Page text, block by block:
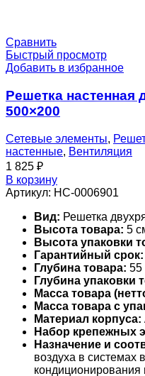
Сравнить
Быстрый просмотр
Добавить в избранное
Решетка настенная
500×200
Сетевые элементы,
настенные, Вентиляция
1 825 ₽
В корзину
Артикул: НС-0006901
Вид: Решетка
Высота товара: 5
Высота упаковки
Гарантийный срок:
Глубина товара: 55
Глубина упаковки
Масса товара
Масса товара с
Материал корпуса:
Набор крепежных
Назначение и
воздуха в системах
кондиционирования